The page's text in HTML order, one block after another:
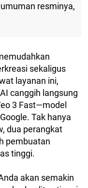
resminya,
sekaligus
layanan ini,
canggih langsung
3 Fast—model
Tak hanya
dua perangkat
pembuatan
tinggi.
akan semakin